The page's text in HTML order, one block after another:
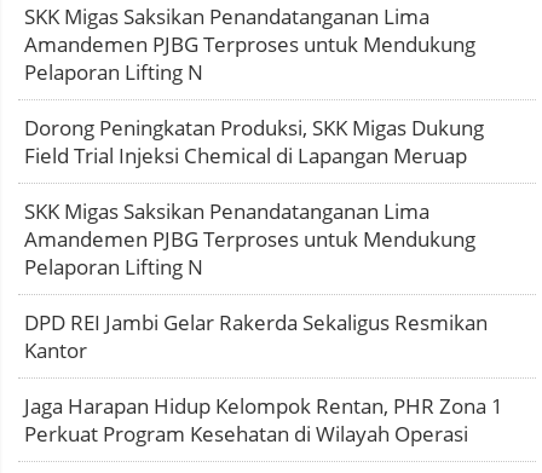
SKK Migas Saksikan Penandatanganan Lima
Amandemen PJBG Terproses untuk Mendukung
Pelaporan Lifting N
Dorong Peningkatan Produksi, SKK Migas Dukung
Field Trial Injeksi Chemical di Lapangan Meruap
SKK Migas Saksikan Penandatanganan Lima
Amandemen PJBG Terproses untuk Mendukung
Pelaporan Lifting N
DPD REI Jambi Gelar Rakerda Sekaligus Resmikan
Kantor
Jaga Harapan Hidup Kelompok Rentan, PHR Zona 1
Perkuat Program Kesehatan di Wilayah Operasi